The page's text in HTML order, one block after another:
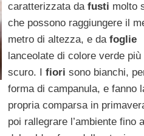
caratterizzata da fusti molto
che possono raggiungere il
metro di altezza, e da foglie
lanceolate di colore verde più
scuro. I fiori sono bianchi,
forma di campanula, e fanno
propria comparsa in
poi rallegrare l’ambiente fino